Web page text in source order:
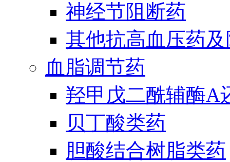
神经节阻断药
其他抗高血压药
血脂调节药
羟甲戊二酰辅酶A
贝丁酸类药
胆酸结合树脂类药